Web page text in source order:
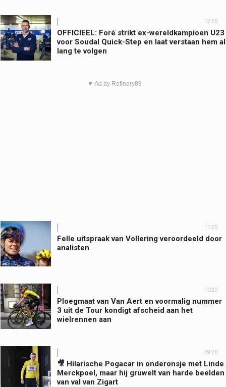
12:20
OFFICIEEL: Foré strikt ex-wereldkampioen U23
voor Soudal Quick-Step en laat verstaan hem al
lang te volgen
▼ Ad by Refinery89
11:20
Felle uitspraak van Vollering veroordeeld door
analisten
10:20
Ploegmaat van Van Aert en voormalig nummer
3 uit de Tour kondigt afscheid aan het
wielrennen aan
09:20
🎥 Hilarische Pogacar in onderonsje met Linde
Merckpoel, maar hij gruwelt van harde beelden
van val van Zigart